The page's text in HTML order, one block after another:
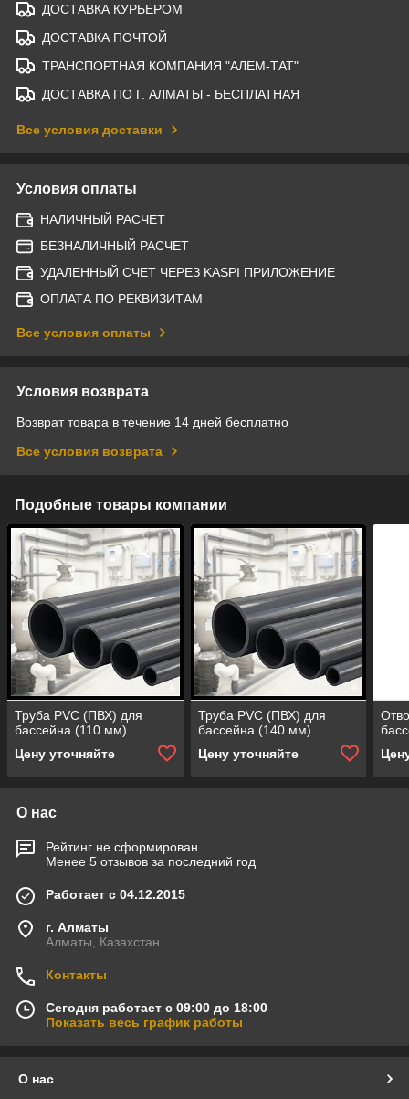
ДОСТАВКА КУРЬЕРОМ
ДОСТАВКА ПОЧТОЙ
ТРАНСПОРТНАЯ КОМПАНИЯ "АЛЕМ-ТАТ"
ДОСТАВКА ПО Г. АЛМАТЫ - БЕСПЛАТНАЯ
Все условия доставки
Условия оплаты
НАЛИЧНЫЙ РАСЧЕТ
БЕЗНАЛИЧНЫЙ РАСЧЕТ
УДАЛЕННЫЙ СЧЕТ ЧЕРЕЗ KASPI ПРИЛОЖЕНИЕ
ОПЛАТА ПО РЕКВИЗИТАМ
Все условия оплаты
Условия возврата
Возврат товара в течение 14 дней бесплатно
Все условия возврата
Подобные товары компании
Труба PVC (ПВХ) для
бассейна (110 мм)
Цену уточняйте
Труба PVC (ПВХ) для
бассейна (140 мм)
Цену уточняйте
О нас
Рейтинг не сформирован
Менее 5 отзывов за последний год
Работает с 04.12.2015
г. Алматы
Алматы, Казахстан
Контакты
Сегодня работает с 09:00 до 18:00
Показать весь график работы
О нас